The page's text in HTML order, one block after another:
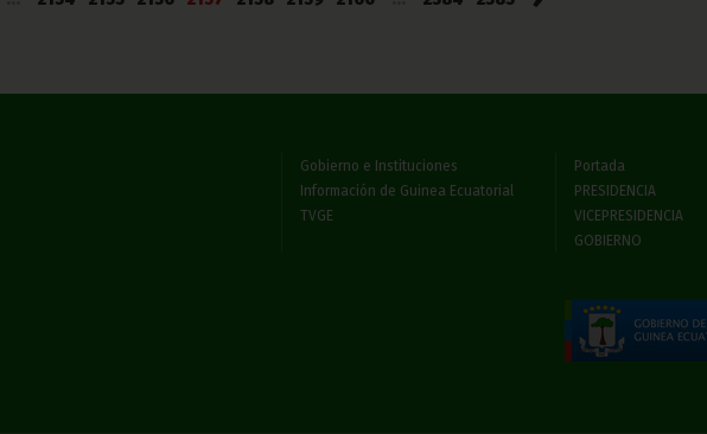
Gobierno e Instituciones
Información de Guinea Ecuatorial
TVGE
Portada
PRESIDENCIA
VICEPRESIDENCIA
GOBIERNO